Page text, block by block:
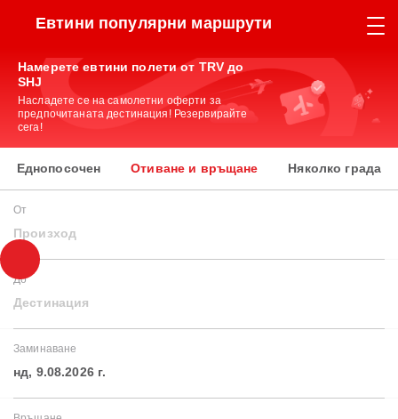
Евтини популярни маршрути
Намерете евтини полети от TRV до
SHJ
Насладете се на самолетни оферти за
предпочитаната дестинация! Резервирайте
сега!
Еднопосочен Отиване и връщане Няколко града
От
Произход
До
Дестинация
Заминаване
нд, 9.08.2026 г.